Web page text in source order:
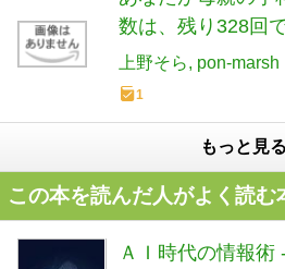
数は、残り328回で
上野そら pon-marsh
1
もっと見る
この本を読んだ人がよく読む
ＡＩ時代の情報術